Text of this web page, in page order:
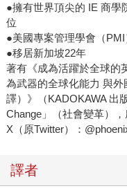
●擁有世界頂尖的 IE 商學
位
●美國專案管理學會（PMI
●移居新加坡22年
著有《成為活躍於全球的
為武器的全球化能力 與
譯）》（KADOKAWA 出
Change」（社會變革），
X（原Twitter）：
譯者